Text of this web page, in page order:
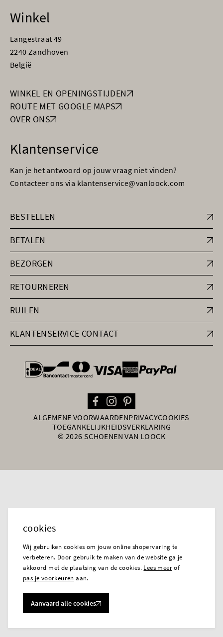
Winkel
Langestraat 49
2240 Zandhoven
België
WINKEL EN OPENINGSTIJDEN
ROUTE MET GOOGLE MAPS
OVER ONS
Klantenservice
Kan je het antwoord op jouw vraag niet vinden?
Contacteer ons via klantenservice@vanloock.com
BESTELLEN
BETALEN
BEZORGEN
RETOURNEREN
RUILEN
KLANTENSERVICE CONTACT
general.paymentOptions
ALGEMENE VOORWAARDENPRIVACYCOOKIES
TOEGANKELIJKHEIDSVERKLARING
© 2026 SCHOENEN VAN LOOCK
cookies
Wij gebruiken cookies om jouw online shopervaring te
verbeteren. Door gebruik te maken van de website ga je
akkoord met de plaatsing van de cookies. Lees meerof
pas je voorkeuren aan.
Aanvaard alle cookies